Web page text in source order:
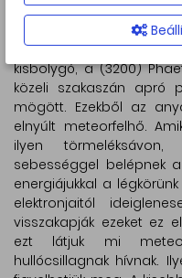
A meteorrajok
felelősek (egy igen
Geminidák meterorraj,
kisbolygó, a (3200)
közeli szakaszán apró
mögött. Ezekből az
elnyúlt meteorfelhő.
ilyen
sebességgel belépnek
energiájukkal a
elektronjaitól
visszakapják ezeket ez
ezt látjuk mi
hullócsillagnak hívnak.